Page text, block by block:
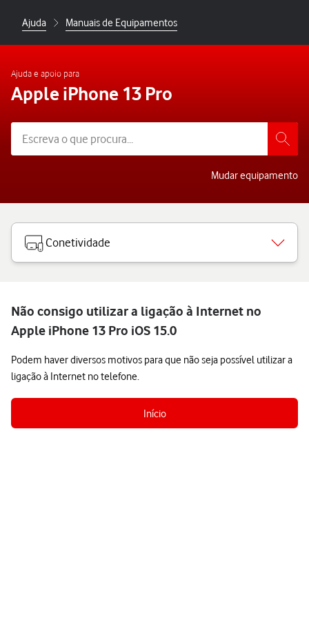
Ajuda Manuais de Equipamentos
Ajuda e apoio para
Apple iPhone 13 Pro
Mudar equipamento
Conetividade
Não consigo utilizar a ligação à Internet no
Apple iPhone 13 Pro iOS 15.0
Podem haver diversos motivos para que não seja possível utilizar a
ligação à Internet no telefone.
Início